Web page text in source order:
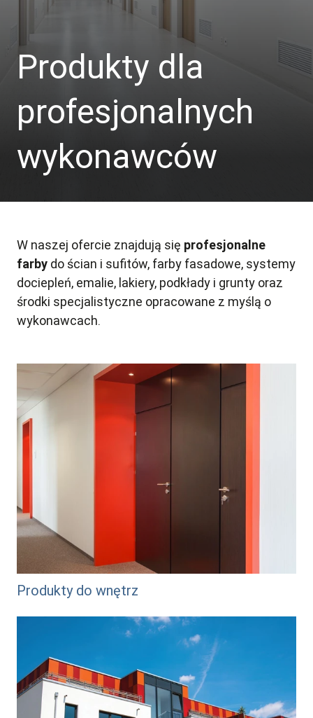
Produkty dla
profesjonalnych
wykonawców
W naszej ofercie znajdują się profesjonalne
farby do ścian i sufitów, farby fasadowe, systemy
dociepleń, emalie, lakiery, podkłady i grunty oraz
środki specjalistyczne opracowane z myślą o
wykonawcach.
Produkty do wnętrz
/produkty-do-wnetrz